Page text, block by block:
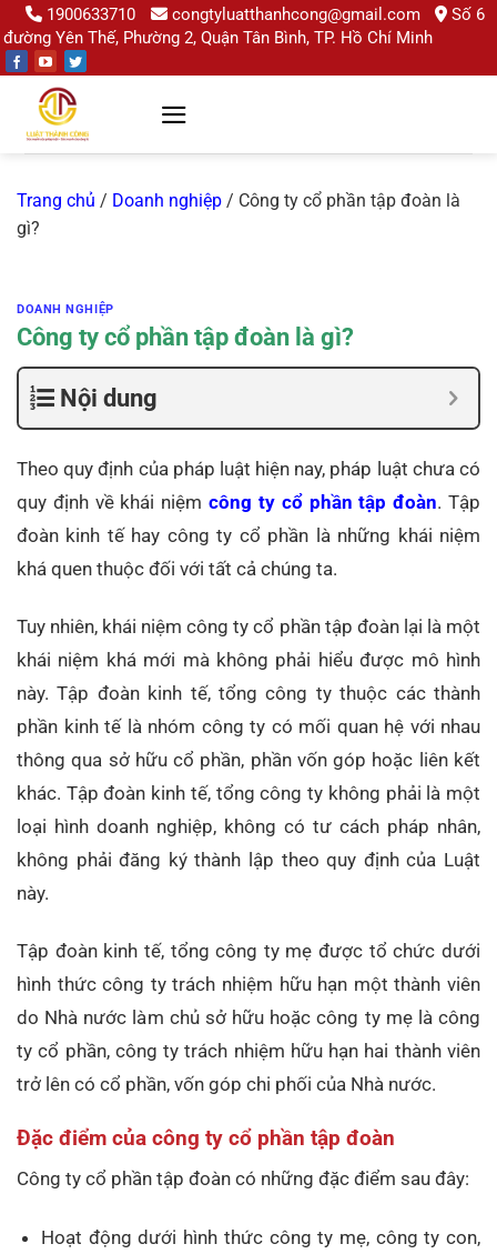
Chuyển
đến
nội
1900633710 congtyluatthanhcong@gmail.com
Số 6
đường Yên Thế, Phường 2, Quận Tân Bình, TP. Hồ Chí Minh
Trang chủ / Doanh nghiệp / Công ty cổ phần tập đoàn là
gì?
DOANH NGHIỆP
Công ty cổ phần tập đoàn là gì?
Nội dung
Theo quy định của pháp luật hiện nay, pháp luật chưa có
quy định về khái niệmcông ty cổ phần tập đoàn. Tập
đoàn kinh tế hay công ty cổ phần là những khái niệm
khá quen thuộc đối với tất cả chúng ta.
Tuy nhiên, khái niệm công ty cổ phần tập đoàn lại là một
khái niệm khá mới mà không phải hiểu được mô hình
này. Tập đoàn kinh tế, tổng công ty thuộc các thành
phần kinh tế là nhóm công ty có mối quan hệ với nhau
thông qua sở hữu cổ phần, phần vốn góp hoặc liên kết
khác. Tập đoàn kinh tế, tổng công ty không phải là một
loại hình doanh nghiệp, không có tư cách pháp nhân,
không phải đăng ký thành lập theo quy định của Luật
này.
Tập đoàn kinh tế, tổng công ty mẹ được tổ chức dưới
hình thức công ty trách nhiệm hữu hạn một thành viên
do Nhà nước làm chủ sở hữu hoặc công ty mẹ là công
ty cổ phần, công ty trách nhiệm hữu hạn hai thành viên
trở lên có cổ phần, vốn góp chi phối của Nhà nước.
Đặc điểm của công ty cổ phần tập đoàn
Công ty cổ phần tập đoàn có những đặc điểm sau đây:
Hoạt động dưới hình thức công ty mẹ, công ty con,